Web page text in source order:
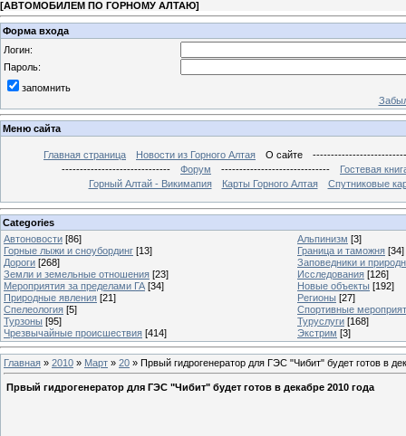
[АВТОМОБИЛЕМ ПО ГОРНОМУ АЛТАЮ]
Форма входа
Логин:
Пароль:
запомнить
Меню сайта
Главная страница Новости из Горного Алтая О сайте
------------------------------
Форум ------------------------------
Гостевая
Горный Алтай - Викимапия
Карты Горного Алтая Спутниковые
Categories
Автоновости [86] Альпинизм [3]
Горные лыжи и сноубординг [13] Граница и таможня [34]
Дороги [268]
Заповедники и
Земли и земельные отношения [23] Исследования [126]
Мероприятия за пределами ГА [34] Новые объекты [192]
Природные явления [21] Регионы [27]
Спелеология [5]
Спортивные
Турзоны [95] Туруслуги [168]
Чрезвычайные происшествия [414] Экстрим [3]
Главная » 2010 » Март » 20 » Првый гидрогенератор для ГЭС "Чибит" будет готов в
Првый гидрогенератор для ГЭС "Чибит" будет готов в декабре 2010 года